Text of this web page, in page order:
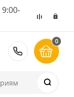
8 (495)
0